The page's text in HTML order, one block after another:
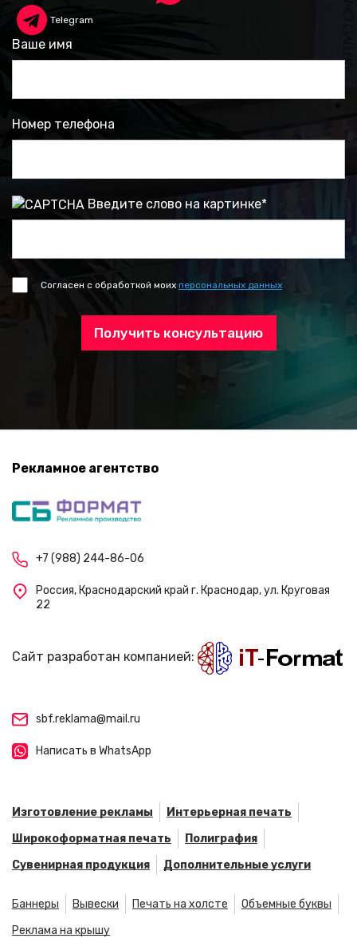
Telegram
Ваше имя
Номер телефона
Введите слово на картинке*
Согласен с обработкой моих персональных данных
Получить консультацию
Рекламное агентство
+7 (988) 244-86-06
Россия, Краснодарский край г. Краснодар, ул. Круговая
22
Сайт разработан компанией:
sbf.reklama@mail.ru
Написать в WhatsApp
Изготовление рекламы
Интерьерная печать
Широкоформатная печать
Полиграфия
Сувенирная продукция
Дополнительные услуги
Баннеры Вывески Печать на холсте
Объемные буквы
Реклама на крышу